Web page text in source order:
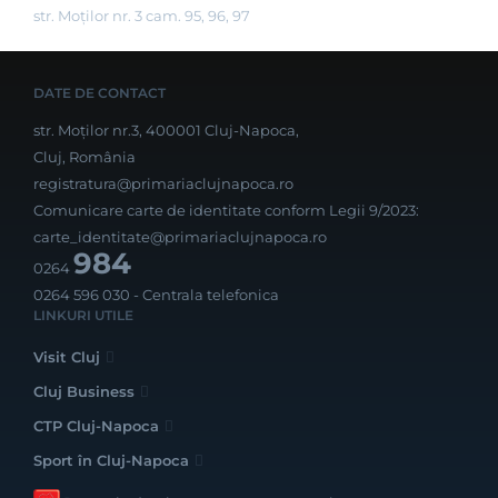
str. Moților nr. 3 cam. 95, 96, 97
DATE DE CONTACT
str. Moților nr.3, 400001 Cluj-Napoca,
Cluj, România
registratura@primariaclujnapoca.ro
Comunicare carte de identitate conform Legii 9/2023:
carte_identitate@primariaclujnapoca.ro
0264984
0264 596 030 - Centrala telefonica
LINKURI UTILE
Visit Cluj
Cluj Business
CTP Cluj-Napoca
Sport în Cluj-Napoca